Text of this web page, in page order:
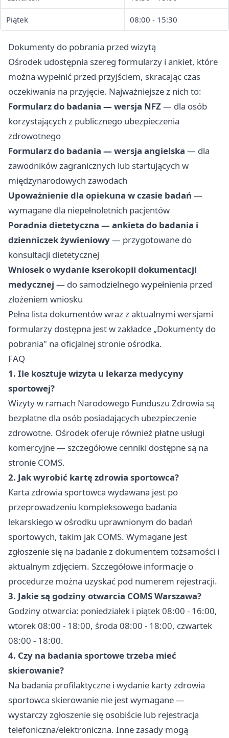
Piątek 08:00 - 15:30
Dokumenty do pobrania przed wizytą
Ośrodek udostępnia szereg formularzy i ankiet, które
można wypełnić przed przyjściem, skracając czas
oczekiwania na przyjęcie. Najważniejsze z nich to:
Formularz do badania — wersja NFZ— dla osób
korzystających z publicznego ubezpieczenia
zdrowotnego
Formularz do badania — wersja angielska — dla
zawodników zagranicznych lub startujących w
międzynarodowych zawodach
Upoważnienie dla opiekuna w czasie badań —
wymagane dla niepełnoletnich pacjentów
Poradnia dietetyczna — ankieta do badania i
dzienniczek żywieniowy— przygotowane do
konsultacji dietetycznej
Wniosek o wydanie kserokopii dokumentacji
medycznej — do samodzielnego wypełnienia przed
złożeniem wniosku
Pełna lista dokumentów wraz z aktualnymi wersjami
formularzy dostępna jest w zakładce „Dokumenty do
pobrania" na oficjalnej stronie ośrodka.
FAQ
1. Ile kosztuje wizyta u lekarza medycyny
sportowej?
Wizyty w ramach Narodowego Funduszu Zdrowia są
bezpłatne dla osób posiadających ubezpieczenie
zdrowotne. Ośrodek oferuje również płatne usługi
komercyjne — szczegółowe cenniki dostępne są na
stronie COMS.
2. Jak wyrobić kartę zdrowia sportowca?
Karta zdrowia sportowca wydawana jest po
przeprowadzeniu kompleksowego badania
lekarskiego w ośrodku uprawnionym do badań
sportowych, takim jak COMS. Wymagane jest
zgłoszenie się na badanie z dokumentem tożsamości i
aktualnym zdjęciem. Szczegółowe informacje o
procedurze można uzyskać pod numerem rejestracji.
3. Jakie są godziny otwarcia COMS Warszawa?
Godziny otwarcia: poniedziałek i piątek 08:00 - 16:00,
wtorek 08:00 - 18:00, środa 08:00 - 18:00, czwartek
08:00 - 18:00.
4. Czy na badania sportowe trzeba mieć
skierowanie?
Na badania profilaktyczne i wydanie karty zdrowia
sportowca skierowanie nie jest wymagane —
wystarczy zgłoszenie się osobiście lub rejestracja
telefoniczna/elektroniczna. Inne zasady mogą